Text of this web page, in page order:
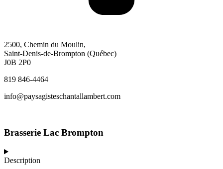
2500, Chemin du Moulin,
Saint-Denis-de-Brompton (Québec)
J0B 2P0
819 846-4464
info@paysagisteschantallambert.com
Brasserie Lac Brompton
Description